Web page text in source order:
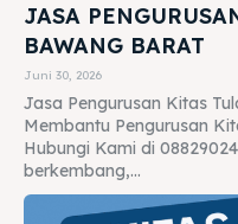
JASA
BAWANG BARAT
Juni 30, 2026
Jasa Pengurusan Kitas
Membantu Pengurusan
Hubungi Kami di
berkembang,...